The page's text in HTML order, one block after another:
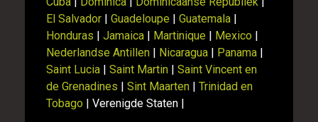
El Salvador | Guadeloupe | Guatemala |
Honduras | Jamaica | Martinique | Mexico |
Nederlandse Antillen | Nicaragua | Panama |
Saint Lucia | Saint Martin | Saint Vincent en
de Grenadines | Sint Maarten | Trinidad en
Tobago | Verenigde Staten |